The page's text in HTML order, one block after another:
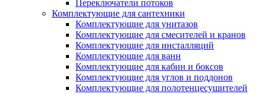
Переключатели потоков
Комплектующие для сантехники
Комплектующие для унитазов
Комплектующие для смесителей и кранов
Комплектующие для инсталляций
Комплектующие для ванн
Комплектующие для кабин и боксов
Комплектующие для углов и поддонов
Комплектующие для полотенцесушителей